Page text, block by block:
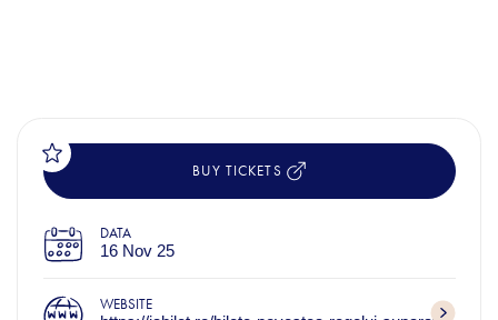
BUY TICKETS
DATA
16 Nov 25
WEBSITE